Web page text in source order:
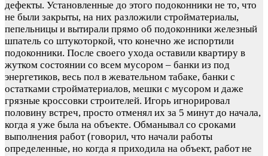
дефекты. Установленные до этого подоконники не то, что
не были закрыты, на них разложили стройматериалы,
пепельницы и вытирали прямо об подоконники железный
шпатель со штукоторкой, что конечно же испортили
подоконники. После своего ухода оставили квартиру в
жутком состоянии со всем мусором – банки из под
энергетиков, весь пол в жевательном табаке, банки с
остатками стройматериалов, мешки с мусором и даже
грязные кроссовки строителей. Игорь игнорировал
половину встреч, просто отменял их за 5 минут до начала,
когда я уже была на объекте. Обманывал со сроками
выполнения работ (говорил, что начали работы
определенные, но когда я приходила на объект, работ не